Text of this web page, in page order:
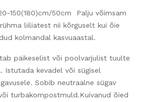
50cm Palju võimsam
liiliatest nii kõrguselt kui õie
kolmandal kasvuaastal.
päikeselist või poolvarjulist tuulte
Istutada kevadel või sügisel
Sobib neutraalne sügav
turbakompostmuld.Kuivanud õied